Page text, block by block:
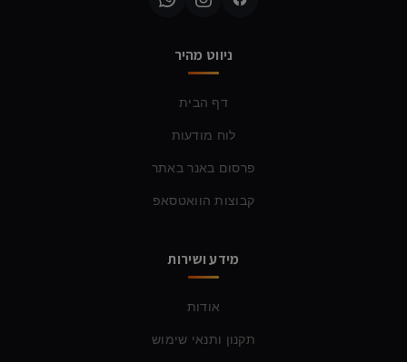
ניווט מהיר
דף הבית
לוח מודעות
פרסום באנר באתר
קבוצות הוואטסאפ
מידע ושירות
אודות
תקנון ותנאי שימוש